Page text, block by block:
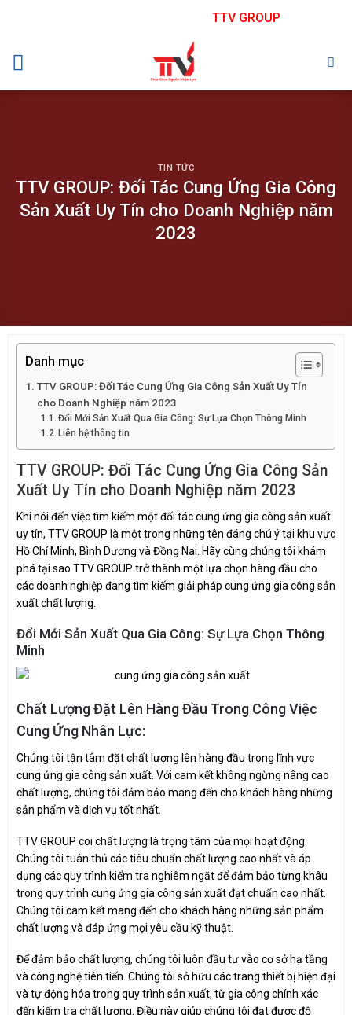
TTV GROUP
TIN TỨC
TTV GROUP: Đối Tác Cung Ứng Gia Công
Sản Xuất Uy Tín cho Doanh Nghiệp năm
2023
Danh mục
TTV GROUP: Đối Tác Cung Ứng Gia Công Sản Xuất Uy Tín
cho Doanh Nghiệp năm 2023
Đổi Mới Sản Xuất Qua Gia Công: Sự Lựa Chọn Thông Minh
Liên hệ thông tin
TTV GROUP: Đối Tác Cung Ứng Gia Công Sản
Xuất Uy Tín cho Doanh Nghiệp năm 2023
Khi nói đến việc tìm kiếm một đối tác cung ứng gia công sản xuất
uy tín, TTV GROUP là một trong những tên đáng chú ý tại khu vực
Hồ Chí Minh, Bình Dương và Đồng Nai. Hãy cùng chúng tôi khám
phá tại sao TTV GROUP trở thành một lựa chọn hàng đầu cho
các doanh nghiệp đang tìm kiếm giải pháp cung ứng gia công sản
xuất chất lượng.
Đổi Mới Sản Xuất Qua Gia Công: Sự Lựa Chọn Thông
Minh
Chất Lượng Đặt Lên Hàng Đầu Trong Công Việc
Cung Ứng Nhân Lực:
Chúng tôi tận tâm đặt chất lượng lên hàng đầu trong lĩnh vực
cung ứng gia công sản xuất. Với cam kết không ngừng nâng cao
chất lượng, chúng tôi đảm bảo mang đến cho khách hàng những
sản phẩm và dịch vụ tốt nhất.
TTV GROUP coi chất lượng là trọng tâm của mọi hoạt động.
Chúng tôi tuân thủ các tiêu chuẩn chất lượng cao nhất và áp
dụng các quy trình kiểm tra nghiêm ngặt để đảm bảo từng khâu
trong quy trình cung ứng gia công sản xuất đạt chuẩn cao nhất.
Chúng tôi cam kết mang đến cho khách hàng những sản phẩm
chất lượng và đáp ứng mọi yêu cầu kỹ thuật.
Để đảm bảo chất lượng, chúng tôi luôn đầu tư vào cơ sở hạ tầng
và công nghệ tiên tiến. Chúng tôi sở hữu các trang thiết bị hiện đại
và tự động hóa trong quy trình sản xuất, từ gia công chính xác
đến kiểm tra chất lượng. Điều này giúp chúng tôi đạt được độ